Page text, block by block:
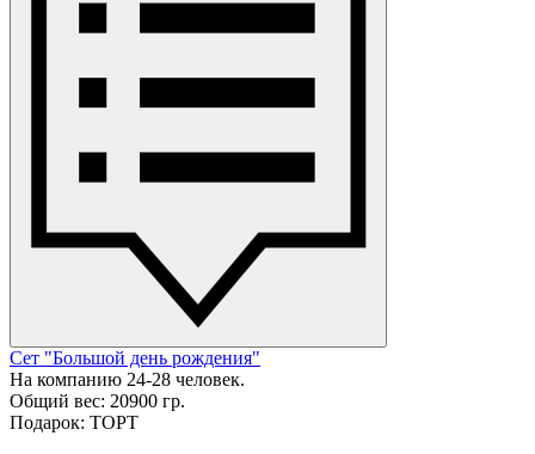
Сет "Большой день рождения"
На компанию 24-28 человек.
Общий вес: 20900 гр.
Подарок: ТОРТ